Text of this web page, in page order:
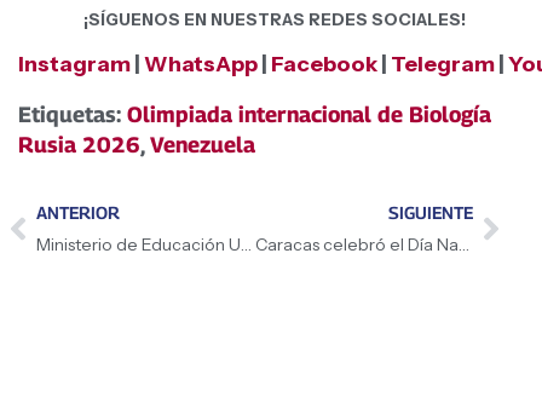
¡SÍGUENOS EN NUESTRAS REDES SOCIALES!
Instagram WhatsApp Facebook Telegram
Etiquetas: Olimpiada internacional de Biología
Rusia 2026,Venezuela
ANTERIOR
Ministerio de Educación Universitaria exhortó a las academias a consolidar nóminas del Bono de Responsabilidad
SIGUIENTE
Caracas celebró el Día Nacional de la Poesía en homenaje a Aquiles Nazoa